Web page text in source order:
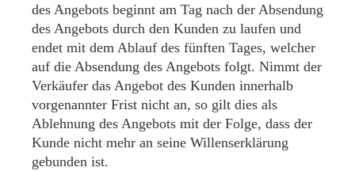
des Angebots beginnt am Tag nach der Absendung
des Angebots durch den Kunden zu laufen und
endet mit dem Ablauf des fünften Tages, welcher
auf die Absendung des Angebots folgt. Nimmt der
Verkäufer das Angebot des Kunden innerhalb
vorgenannter Frist nicht an, so gilt dies als
Ablehnung des Angebots mit der Folge, dass der
Kunde nicht mehr an seine Willenserklärung
gebunden ist.